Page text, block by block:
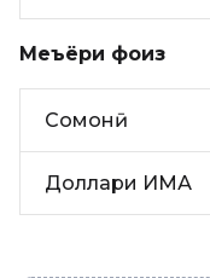
Меъёри фоиз
Сомонӣ
Доллари ИМА